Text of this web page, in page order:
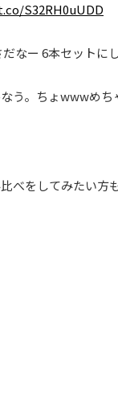
S32RH0uUDD
なー 6本セットに
う。ちょwwwめち
べをしてみたい方